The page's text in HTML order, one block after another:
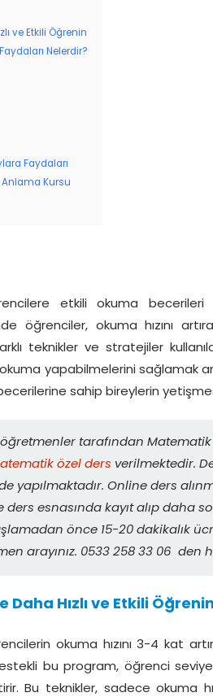
ve Etkili Öğrenin
Nelerdir?
Faydaları
Anlama Kursu
etkili okuma becerileri
öğrenciler, okuma hızını
teknikler ve stratejiler
yapabilmelerini sağlamak
sahip bireylerin
tarafından Matematik
özel ders verilmektedir.
yapılmaktadır. Online ders
ders esnasında kayıt alıp daha
önce 15-20 dakikalık
arayınız. 0533 258 33 06 den
Daha Hızlı ve Etkili
okuma hızını 3-4 kat
bu program, öğrenci
Bu teknikler, sadece okuma